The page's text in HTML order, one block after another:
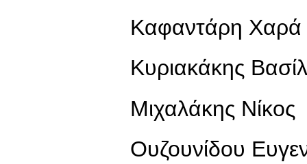
Καφαντάρη Χαρά
Κυριακάκης
Μιχαλάκης Νίκος
Ουζουνίδου